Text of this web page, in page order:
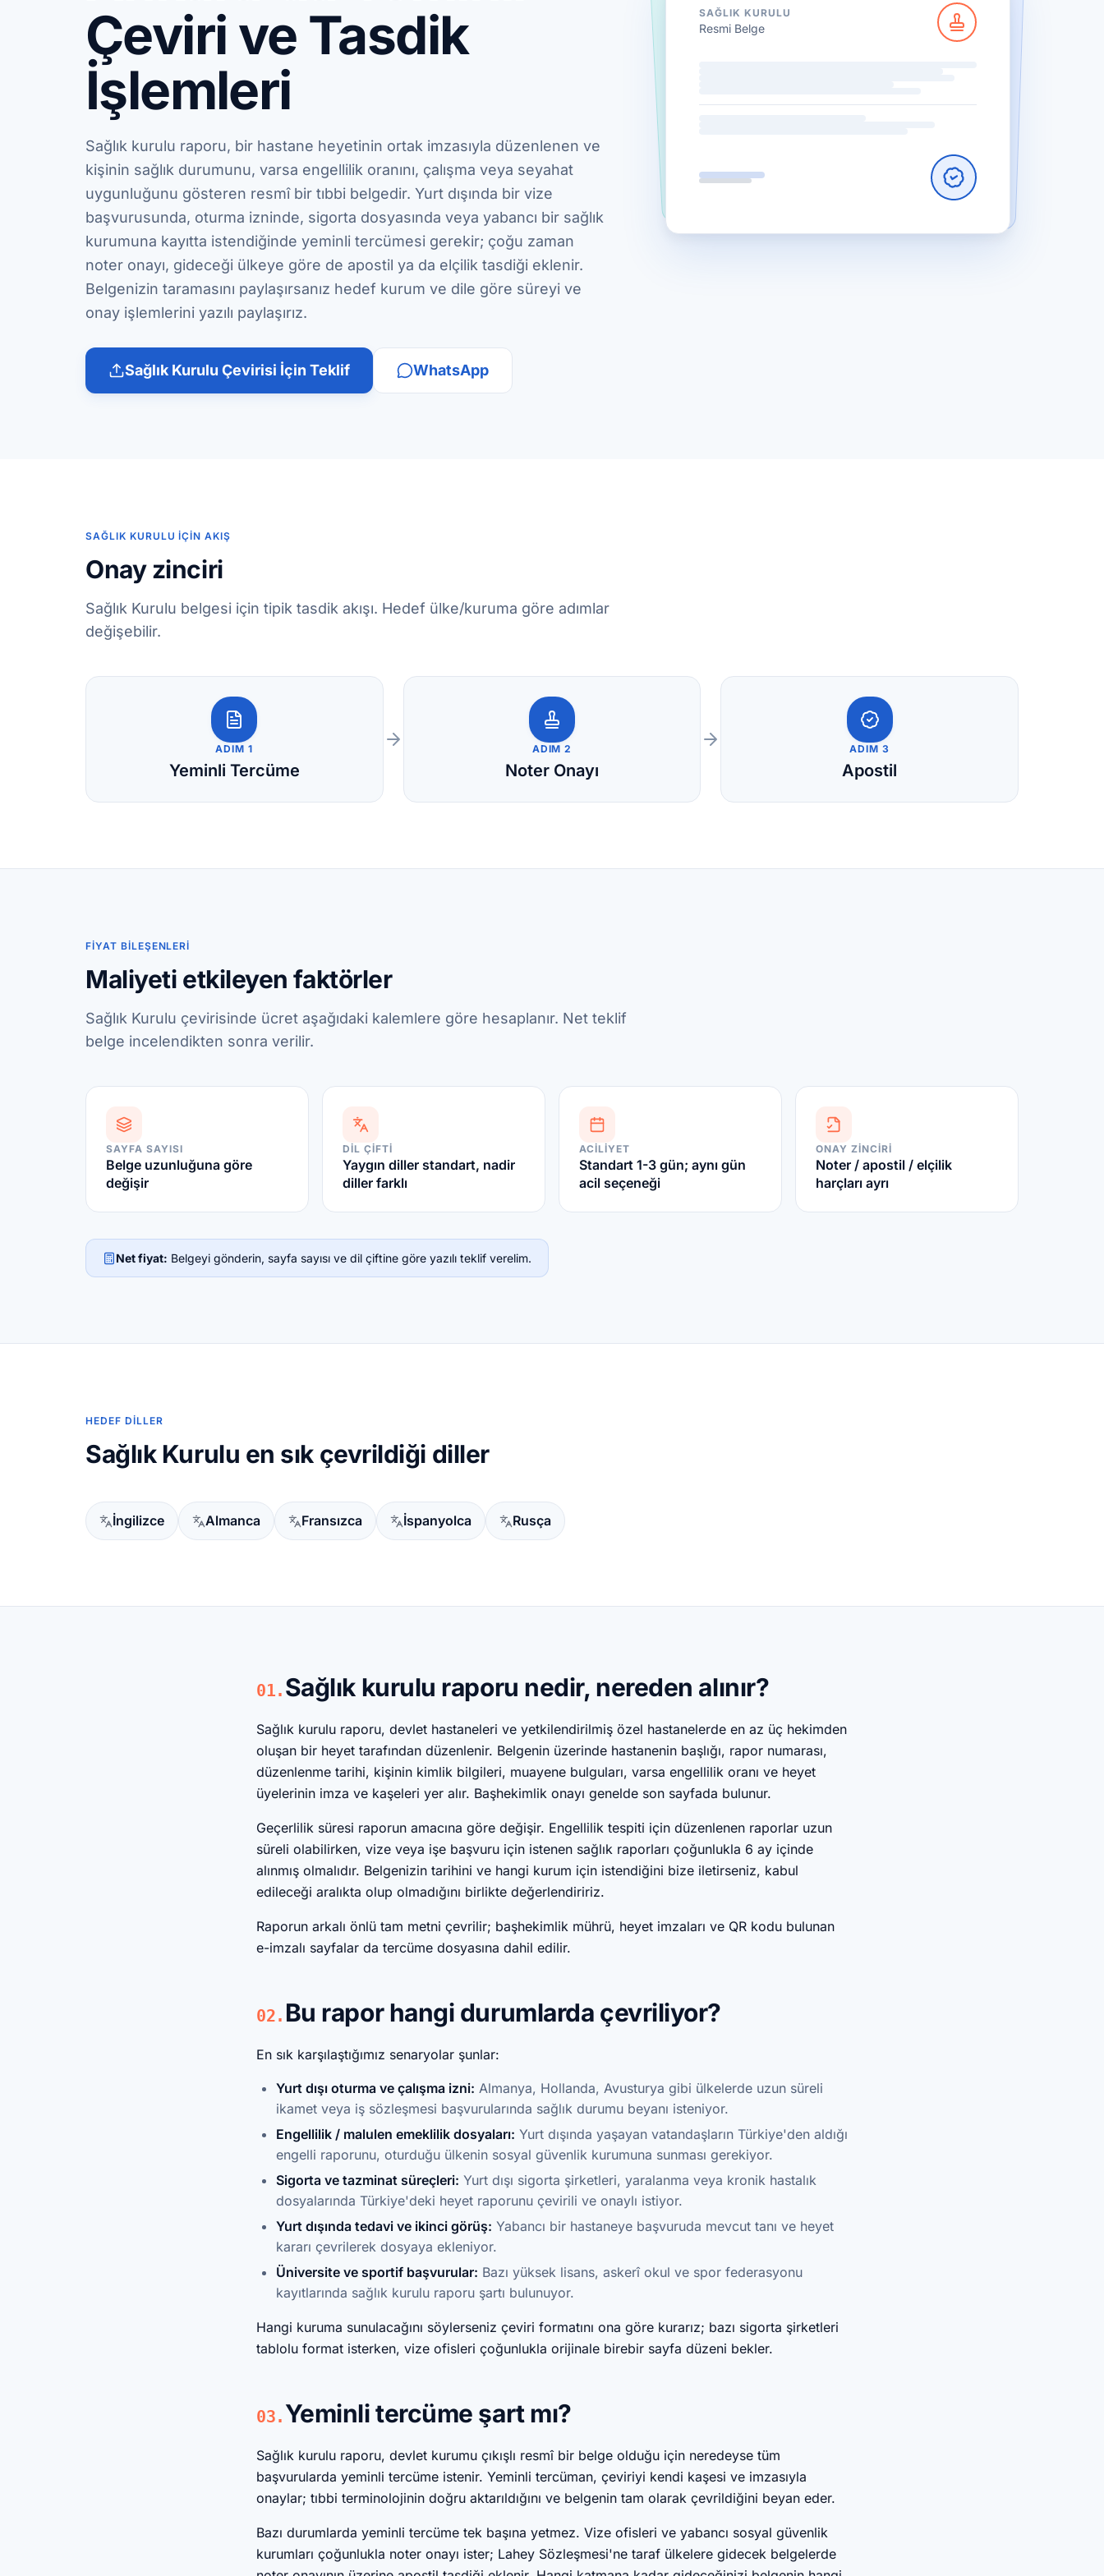
Çeviri ve Tasdik
İşlemleri
Sağlık kurulu raporu, bir hastane heyetinin ortak imzasıyla düzenlenen ve
kişinin sağlık durumunu, varsa engellilik oranını, çalışma veya seyahat
uygunluğunu gösteren resmî bir tıbbi belgedir. Yurt dışında bir vize
başvurusunda, oturma izninde, sigorta dosyasında veya yabancı bir sağlık
kurumuna kayıtta istendiğinde yeminli tercümesi gerekir; çoğu zaman
noter onayı, gideceği ülkeye göre de apostil ya da elçilik tasdiği eklenir.
Belgenizin taramasını paylaşırsanız hedef kurum ve dile göre süreyi ve
onay işlemlerini yazılı paylaşırız.
Sağlık Kurulu Çevirisi İçin Teklif WhatsApp
SAĞLIK KURULU
Resmi Belge
SAĞLIK KURULU İÇIN AKIŞ
Onay zinciri
Sağlık Kurulu belgesi için tipik tasdik akışı. Hedef ülke/kuruma göre adımlar
değişebilir.
ADIM 1
Yeminli Tercüme
ADIM 2
Noter Onayı
ADIM 3
Apostil
FIYAT BILEŞENLERI
Maliyeti etkileyen faktörler
Sağlık Kurulu çevirisinde ücret aşağıdaki kalemlere göre hesaplanır. Net teklif
belge incelendikten sonra verilir.
SAYFA SAYISI
Belge uzunluğuna göre
değişir
DIL ÇIFTI
Yaygın diller standart, nadir
diller farklı
ACILIYET
Standart 1-3 gün; aynı gün
acil seçeneği
ONAY ZINCIRI
Noter / apostil / elçilik
harçları ayrı
Net fiyat: Belgeyi gönderin, sayfa sayısı ve dil çiftine göre yazılı teklif verelim.
HEDEF DILLER
Sağlık Kurulu en sık çevrildiği diller
İngilizce Almanca Fransızca İspanyolca Rusça
01. Sağlık kurulu raporu nedir, nereden alınır?
Sağlık kurulu raporu, devlet hastaneleri ve yetkilendirilmiş özel hastanelerde en az üç hekimden
oluşan bir heyet tarafından düzenlenir. Belgenin üzerinde hastanenin başlığı, rapor numarası,
düzenlenme tarihi, kişinin kimlik bilgileri, muayene bulguları, varsa engellilik oranı ve heyet
üyelerinin imza ve kaşeleri yer alır. Başhekimlik onayı genelde son sayfada bulunur.
Geçerlilik süresi raporun amacına göre değişir. Engellilik tespiti için düzenlenen raporlar uzun
süreli olabilirken, vize veya işe başvuru için istenen sağlık raporları çoğunlukla 6 ay içinde
alınmış olmalıdır. Belgenizin tarihini ve hangi kurum için istendiğini bize iletirseniz, kabul
edileceği aralıkta olup olmadığını birlikte değerlendiririz.
Raporun arkalı önlü tam metni çevrilir; başhekimlik mührü, heyet imzaları ve QR kodu bulunan
e-imzalı sayfalar da tercüme dosyasına dahil edilir.
02. Bu rapor hangi durumlarda çevriliyor?
En sık karşılaştığımız senaryolar şunlar:
Yurt dışı oturma ve çalışma izni: Almanya, Hollanda, Avusturya gibi ülkelerde uzun süreli
ikamet veya iş sözleşmesi başvurularında sağlık durumu beyanı isteniyor.
Engellilik / malulen emeklilik dosyaları: Yurt dışında yaşayan vatandaşların Türkiye'den aldığı
engelli raporunu, oturduğu ülkenin sosyal güvenlik kurumuna sunması gerekiyor.
Sigorta ve tazminat süreçleri: Yurt dışı sigorta şirketleri, yaralanma veya kronik hastalık
dosyalarında Türkiye'deki heyet raporunu çevirili ve onaylı istiyor.
Yurt dışında tedavi ve ikinci görüş: Yabancı bir hastaneye başvuruda mevcut tanı ve heyet
kararı çevrilerek dosyaya ekleniyor.
Üniversite ve sportif başvurular: Bazı yüksek lisans, askerî okul ve spor federasyonu
kayıtlarında sağlık kurulu raporu şartı bulunuyor.
Hangi kuruma sunulacağını söylerseniz çeviri formatını ona göre kurarız; bazı sigorta şirketleri
tablolu format isterken, vize ofisleri çoğunlukla orijinale birebir sayfa düzeni bekler.
03. Yeminli tercüme şart mı?
Sağlık kurulu raporu, devlet kurumu çıkışlı resmî bir belge olduğu için neredeyse tüm
başvurularda yeminli tercüme istenir. Yeminli tercüman, çeviriyi kendi kaşesi ve imzasıyla
onaylar; tıbbi terminolojinin doğru aktarıldığını ve belgenin tam olarak çevrildiğini beyan eder.
Bazı durumlarda yeminli tercüme tek başına yetmez. Vize ofisleri ve yabancı sosyal güvenlik
kurumları çoğunlukla noter onayı ister; Lahey Sözleşmesi'ne taraf ülkelere gidecek belgelerde